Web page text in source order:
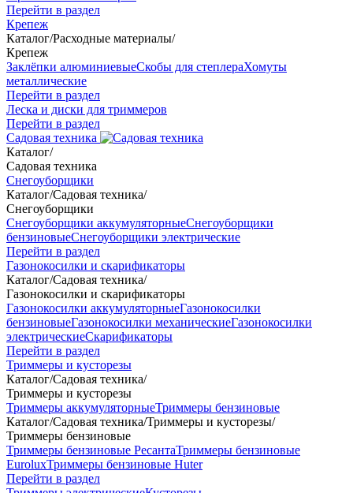
Перейти в раздел
Крепеж
Каталог/Расходные материалы/
Крепеж
Заклёпки алюминиевыеСкобы для степлераХомуты
металлические
Перейти в раздел
Леска и диски для триммеров
Перейти в раздел
Садовая техника
Каталог/
Садовая техника
Снегоуборщики
Каталог/Садовая техника/
Снегоуборщики
Снегоуборщики аккумуляторныеСнегоуборщики
бензиновыеСнегоуборщики электрические
Перейти в раздел
Газонокосилки и скарификаторы
Каталог/Садовая техника/
Газонокосилки и скарификаторы
Газонокосилки аккумуляторныеГазонокосилки
бензиновыеГазонокосилки механическиеГазонокосилки
электрическиеСкарификаторы
Перейти в раздел
Триммеры и кусторезы
Каталог/Садовая техника/
Триммеры и кусторезы
Триммеры аккумуляторныеТриммеры бензиновые
Каталог/Садовая техника/Триммеры и кусторезы/
Триммеры бензиновые
Триммеры бензиновые РесантаТриммеры бензиновые
EuroluxТриммеры бензиновые Huter
Перейти в раздел